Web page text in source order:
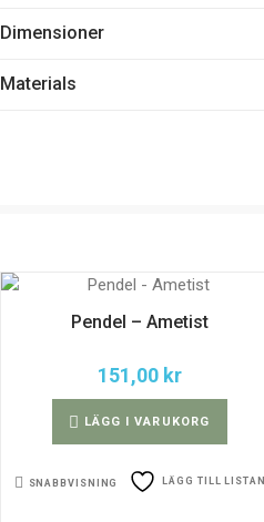
Dimensioner
Materials
Pendel – Ametist
151,00 kr
LÄGG I VARUKORG
SNABBVISNING LÄGG TILL LISTAN